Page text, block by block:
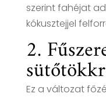
szerint fahéjat
kókusztejjel
2.
Ez a változat